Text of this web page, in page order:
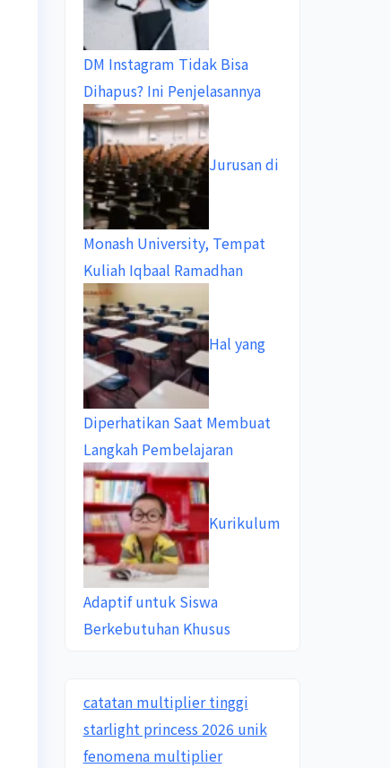
DM Instagram Tidak Bisa
Dihapus? Ini Penjelasannya
Jurusan di
Monash University, Tempat
Kuliah Iqbaal Ramadhan
Hal yang
Diperhatikan Saat Membuat
Langkah Pembelajaran
Kurikulum
Adaptif untuk Siswa
Berkebutuhan Khusus
catatan multiplier tinggi
starlight princess 2026 unik
fenomena multiplier